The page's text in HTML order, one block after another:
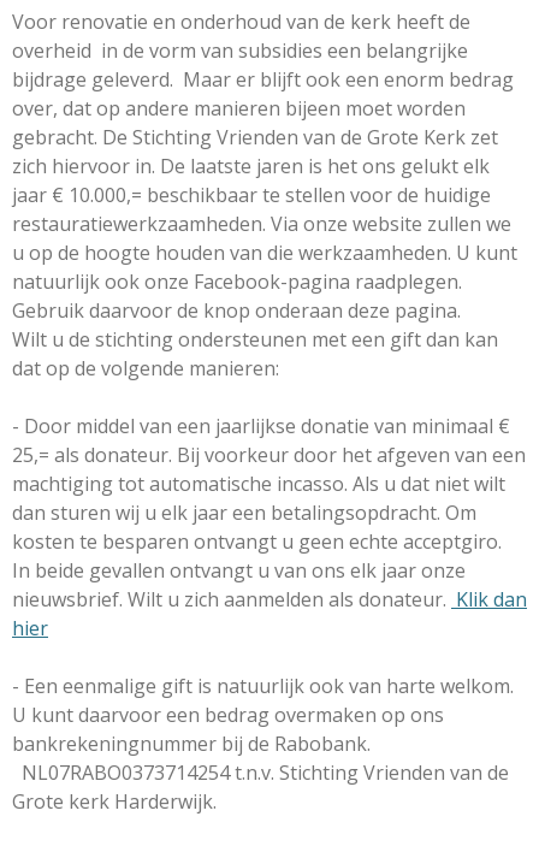
Voor renovatie en onderhoud van de kerk heeft de
overheid in de vorm van subsidies een belangrijke
bijdrage geleverd. Maar er blijft ook een enorm bedrag
over, dat op andere manieren bijeen moet worden
gebracht. De Stichting Vrienden van de Grote Kerk zet
zich hiervoor in. De laatste jaren is het ons gelukt elk
jaar € 10.000,= beschikbaar te stellen voor de huidige
restauratiewerkzaamheden. Via onze website zullen we
u op de hoogte houden van die werkzaamheden. U kunt
natuurlijk ook onze Facebook-pagina raadplegen.
Gebruik daarvoor de knop onderaan deze pagina.
Wilt u de stichting ondersteunen met een gift dan kan
dat op de volgende manieren:
- Door middel van een jaarlijkse donatie van minimaal €
25,= als donateur. Bij voorkeur door het afgeven van een
machtiging tot automatische incasso. Als u dat niet wilt
dan sturen wij u elk jaar een betalingsopdracht. Om
kosten te besparen ontvangt u geen echte acceptgiro.
In beide gevallen ontvangt u van ons elk jaar onze
nieuwsbrief. Wilt u zich aanmelden als donateur. Klik dan
hier
- Een eenmalige gift is natuurlijk ook van harte welkom.
U kunt daarvoor een bedrag overmaken op ons
bankrekeningnummer bij de Rabobank.
NL07RABO0373714254 t.n.v. Stichting Vrienden van de
Grote kerk Harderwijk.